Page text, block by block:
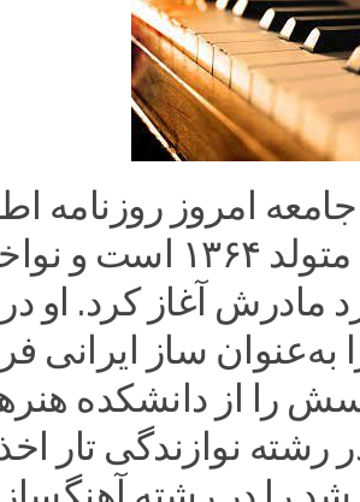
امروز روزنامه
نوشت: بهار برخوردار، متولد ۱۳۶۴
مادرش آغاز کرد. او در
به‌عنوان ساز ایرانی فرا
را از دانشکده
رشته نوازندگی تار